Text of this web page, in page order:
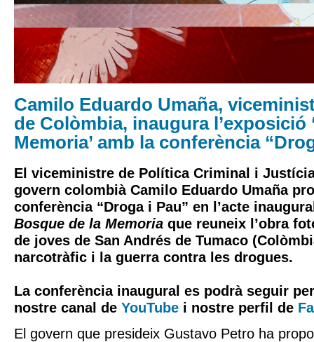
Camilo Eduardo Umaña,
de Colòmbia, inaugura l’exposició
Memoria’ amb la conferència
El viceministre de Política Criminal i
govern colombià Camilo Eduardo Umaña
conferència “Droga i Pau” en l’acte
Bosque de la Memoria que reuneix l’obra
de joves de San Andrés de Tumaco
narcotràfic i la guerra contra les drogues.
La conferència inaugural es podrà seguir
nostre canal de YouTube i nostre perfil de
El govern que presideix Gustavo Petro ha